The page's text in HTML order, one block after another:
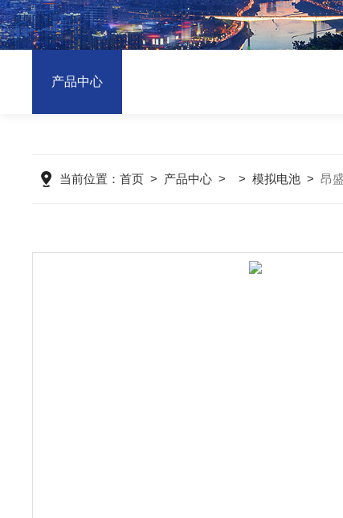
产品中心
当前位置：首页 > 产品中心 > >模拟电池 >昂